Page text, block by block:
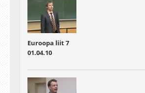
Euroopa liit 7
01.04.10